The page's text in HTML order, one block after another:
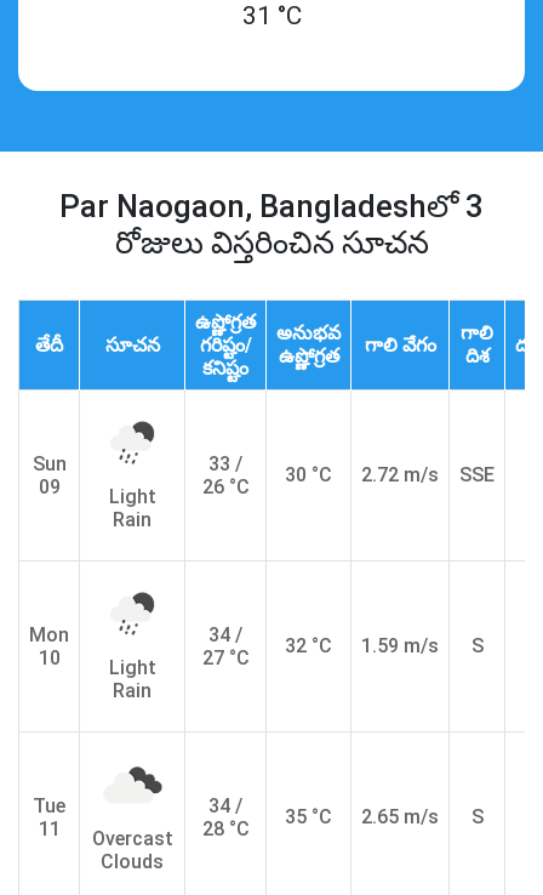
31 °C
Par Naogaon, Bangladeshలో 3
రోజులు విస్తరించిన సూచన
తేదీ సూచన
ఉష్ణోగ్రత
గరిష్టం/
కనిష్టం
అనుభవ
ఉష్ణోగ్రత
గాలి వేగం
గాలి
దిశ
Sun
09
Light
Rain
33 /
26 °C
30 °C 2.72 m/s SSE
Mon
10
Light
Rain
34 /
27 °C
32 °C 1.59 m/s S
Tue
11
Overcast
Clouds
34 /
28 °C
35 °C 2.65 m/s S